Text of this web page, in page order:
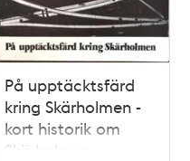
På upptäcktsfärd
kring Skärholmen -
kort historik om
Skärholmen